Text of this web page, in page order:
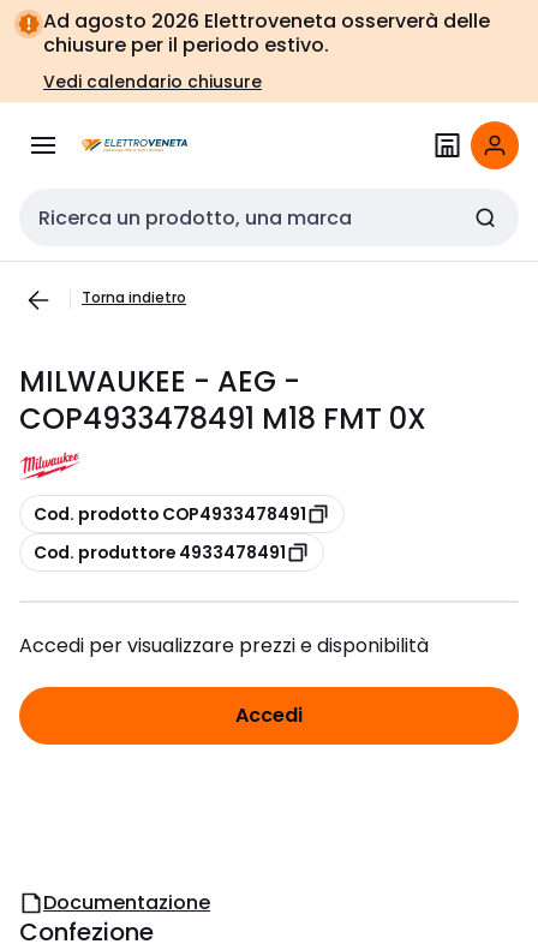
Vai alla
navigazione
Vai
alla
pagina
Ad agosto 2026 Elettroveneta osserverà delle
chiusure per il periodo estivo.
Vedi calendario chiusure
Cerca input
Torna indietro
MILWAUKEE - AEG -
COP4933478491 M18 FMT 0X
copia
Cod. prodotto COP4933478491
copia
Cod. produttore 4933478491
Accedi per visualizzare prezzi e disponibilità
Accedi
Documentazione
Confezione